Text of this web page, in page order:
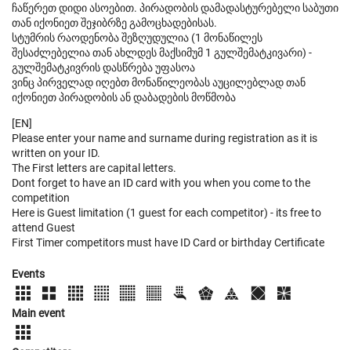
ჩაწერეთ დიდი ასოებით. პირადობის დამადასტურებელი საბუთი
თან იქონიეთ შეჯიბრზე გამოცხადებისას.
სტუმრის რაოდენობა შეზღუდულია (1 მონაწილეს
შესაძლებელია თან ახლდეს მაქსიმუმ 1 გულშემატკივარი) -
გულშემატკივრის დასწრება უფასოა
ვინც პირველად იღებთ მონაწილეობას აუცილებლად თან
იქონიეთ პირადობის ან დაბადების მოწმობა
[EN]
Please enter your name and surname during registration as it is
written on your ID.
The First letters are capital letters.
Dont forget to have an ID card with you when you come to the
competition
Here is Guest limitation (1 guest for each competitor) - its free to
attend Guest
First Timer competitors must have ID Card or birthday Certificate
Events
Main event